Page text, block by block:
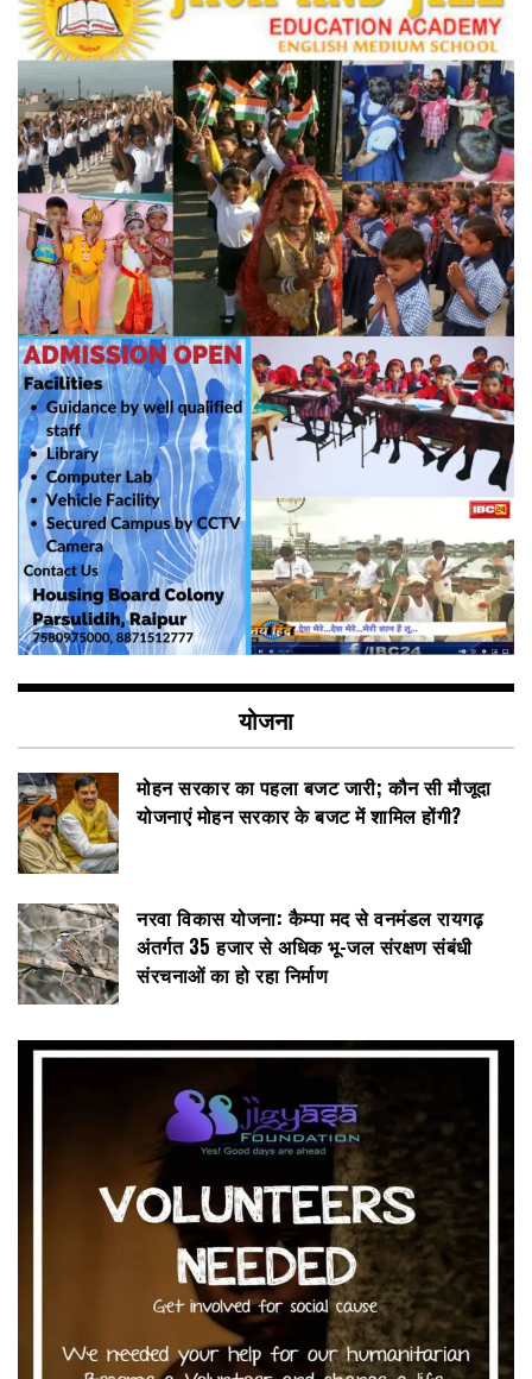
योजना
मोहन सरकार का पहला बजट जारी; कौन सी मौजूदा
योजनाएं मोहन सरकार के बजट में शामिल होंगी?
नरवा विकास योजना: कैम्पा मद से वनमंडल रायगढ़
अंतर्गत 35 हजार से अधिक भू-जल संरक्षण संबंधी
संरचनाओं का हो रहा निर्माण